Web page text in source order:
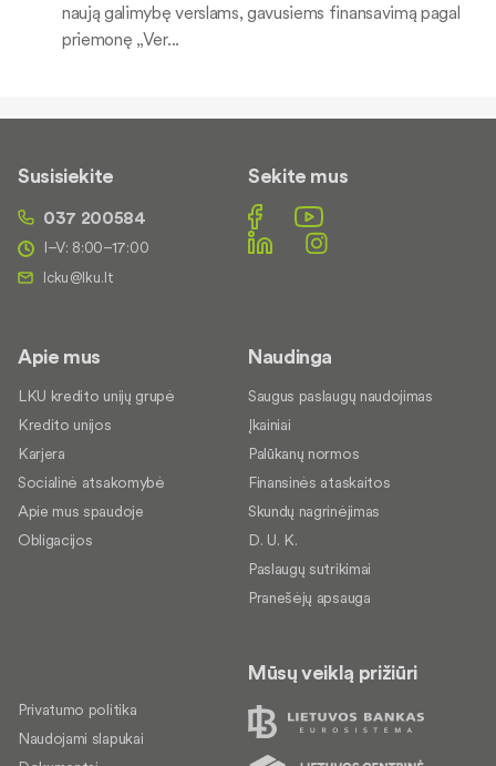
naują galimybę verslams, gavusiems finansavimą pagal
priemonę „Ver...
Susisiekite
037 200584
I–V: 8:00–17:00
Sekite mus
Apie mus
LKU kredito unijų grupė
Kredito unijos
Karjera
Socialinė atsakomybė
Apie mus spaudoje
Obligacijos
Naudinga
Saugus paslaugų naudojimas
Įkainiai
Palūkanų normos
Finansinės ataskaitos
Skundų nagrinėjimas
D. U. K.
Paslaugų sutrikimai
Pranešėjų apsauga
Privatumo politika
Naudojami slapukai
Mūsų veiklą prižiūri